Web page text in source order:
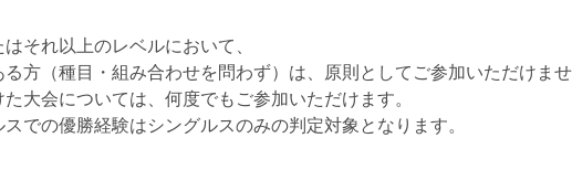
それ以上のレベルにおいて、
方（種目・組み合わせを問わず）は、原則としてご参加いただけま
大会については、何度でもご参加いただけます。
での優勝経験はシングルスのみの判定対象となります。